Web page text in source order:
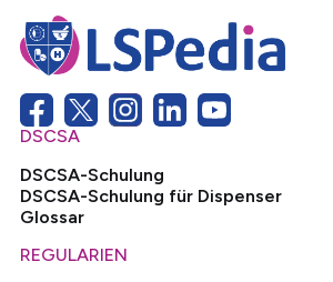
DSCSA
DSCSA-Schulung
DSCSA-Schulung für Dispenser
Glossar
REGULARIEN